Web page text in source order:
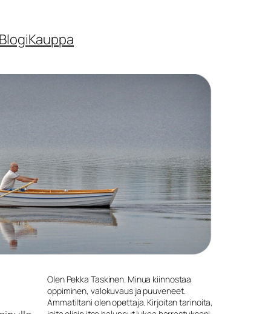
Kauppa
Olen Pekka Taskinen. Minua kiinnostaa
oppiminen, valokuvaus ja puuveneet.
Ammatiltani olen opettaja. Kirjoitan tarinoita,